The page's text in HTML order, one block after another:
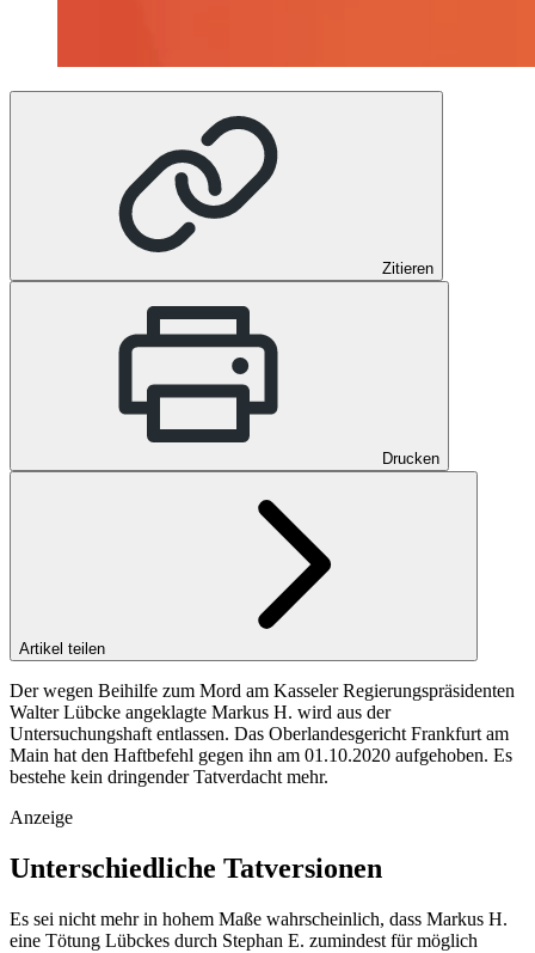
Zitieren
Drucken
Artikel teilen
Der wegen Beihilfe zum Mord am Kasseler Regierungspräsidenten
Walter Lübcke angeklagte Markus H. wird aus der
Untersuchungshaft entlassen. Das Oberlandesgericht Frankfurt am
Main hat den Haftbefehl gegen ihn am 01.10.2020 aufgehoben. Es
bestehe kein dringender Tatverdacht mehr.
Anzeige
Unterschiedliche Tatversionen
Es sei nicht mehr in hohem Maße wahrscheinlich, dass Markus H.
eine Tötung Lübckes durch Stephan E. zumindest für möglich